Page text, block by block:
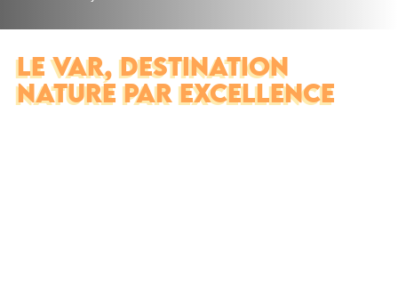
LE VAR, DESTINATION
NATURE PAR EXCELLENCE